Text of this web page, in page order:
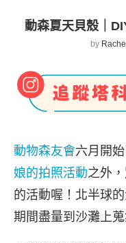
動森夏天貝殼｜
by
動物森友會六月開
娘的拍照活動之外
的活動喔！北半球
期間盡量到沙灘上